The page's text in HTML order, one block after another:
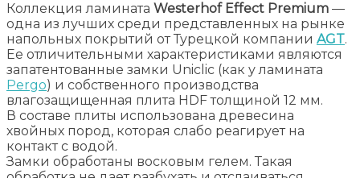
Коллекция ламината Westerhof Effect Premium —
одна из лучших среди представленных на рынке
напольных покрытий от Турецкой компании AGT.
Ее отличительными характеристиками являются
запатентованные замки Uniclic (как у ламината
Pergo) и собственного производства
влагозащищенная плита HDF толщиной 12 мм.
В составе плиты использована древесина
хвойных пород, которая слабо реагирует на
контакт с водой.
Замки обработаны восковым гелем. Такая